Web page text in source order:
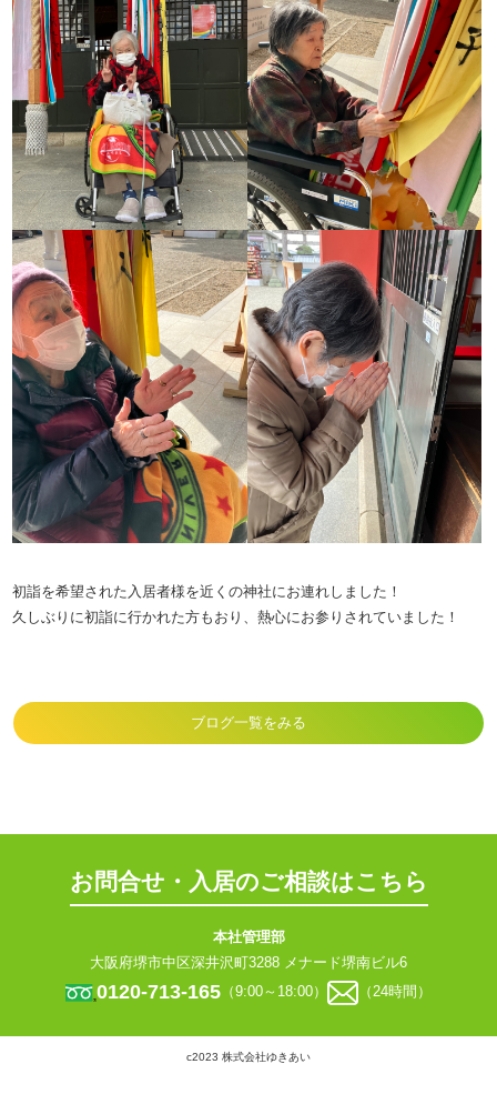
初詣を希望された入居者様を近くの神社にお連れしました！
久しぶりに初詣に行かれた方もおり、熱心にお参りされていました！
ブログ一覧をみる
お問合せ・入居のご相談はこちら
本社管理部
大阪府堺市中区深井沢町3288 メナード堺南ビル6
0120-713-165 （9:00～18:00） （24時間）
c2023 株式会社ゆきあい